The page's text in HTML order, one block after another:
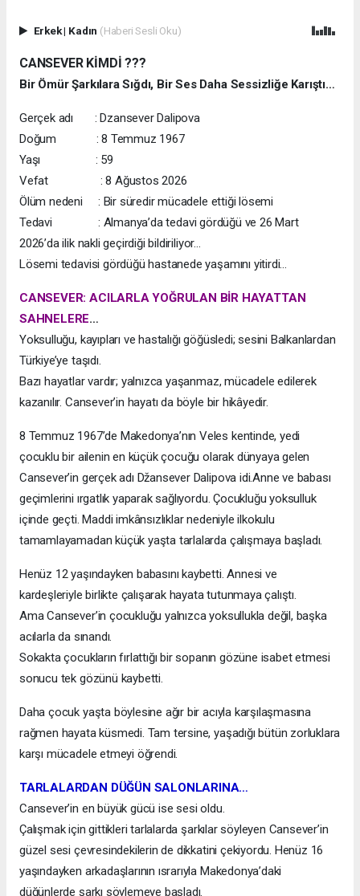
Erkek| Kadın (Haberi Sesli Oku)
CANSEVER KİMDİ ???
Bir Ömür Şarkılara Sığdı, Bir Ses Daha Sessizliğe Karıştı…
Gerçek adı : Dzansever Dalipova
Doğum : 8 Temmuz 1967
Yaşı : 59
Vefat : 8 Ağustos 2026
Ölüm nedeni : Bir süredir mücadele ettiği lösemi
Tedavi : Almanya’da tedavi gördüğü ve 26 Mart
2026’da ilik nakli geçirdiği bildiriliyor...
Lösemi tedavisi gördüğü hastanede yaşamını yitirdi...
CANSEVER: ACILARLA YOĞRULAN BİR HAYATTAN
SAHNELERE…
Yoksulluğu, kayıpları ve hastalığı göğüsledi; sesini Balkanlardan
Türkiye’ye taşıdı.
Bazı hayatlar vardır; yalnızca yaşanmaz, mücadele edilerek
kazanılır. Cansever’in hayatı da böyle bir hikâyedir.
8 Temmuz 1967’de Makedonya’nın Veles kentinde, yedi
çocuklu bir ailenin en küçük çocuğu olarak dünyaya gelen
Cansever’in gerçek adı Džansever Dalipova idi.Anne ve babası
geçimlerini ırgatlık yaparak sağlıyordu. Çocukluğu yoksulluk
içinde geçti. Maddi imkânsızlıklar nedeniyle ilkokulu
tamamlayamadan küçük yaşta tarlalarda çalışmaya başladı.
Henüz 12 yaşındayken babasını kaybetti. Annesi ve
kardeşleriyle birlikte çalışarak hayata tutunmaya çalıştı.
Ama Cansever’in çocukluğu yalnızca yoksullukla değil, başka
acılarla da sınandı.
Sokakta çocukların fırlattığı bir sopanın gözüne isabet etmesi
sonucu tek gözünü kaybetti.
Daha çocuk yaşta böylesine ağır bir acıyla karşılaşmasına
rağmen hayata küsmedi. Tam tersine, yaşadığı bütün zorluklara
karşı mücadele etmeyi öğrendi.
TARLALARDAN DÜĞÜN SALONLARINA…
Cansever’in en büyük gücü ise sesi oldu.
Çalışmak için gittikleri tarlalarda şarkılar söyleyen Cansever’in
güzel sesi çevresindekilerin de dikkatini çekiyordu. Henüz 16
yaşındayken arkadaşlarının ısrarıyla Makedonya’daki
düğünlerde şarkı söylemeye başladı.